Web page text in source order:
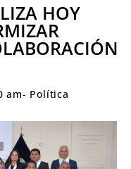
HOY
am- Política